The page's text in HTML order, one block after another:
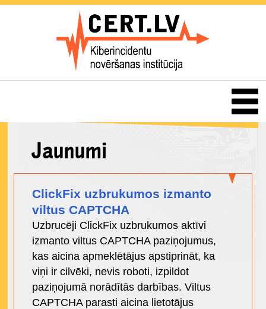
Jaunumi
ClickFix uzbrukumos izmanto
viltus CAPTCHA
Uzbrucēji ClickFix uzbrukumos aktīvi
izmanto viltus CAPTCHA paziņojumus,
kas aicina apmeklētājus apstiprināt, ka
viņi ir cilvēki, nevis roboti, izpildot
paziņojumā norādītās darbības. Viltus
CAPTCHA parasti aicina lietotājus